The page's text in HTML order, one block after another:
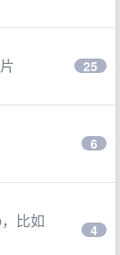
25
6
比如
4